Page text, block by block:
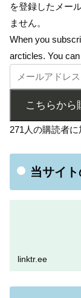
を登録したメー
ません。
When you
arcticles. You
こちらから
271人の購読者に
当サイ
linktr.ee